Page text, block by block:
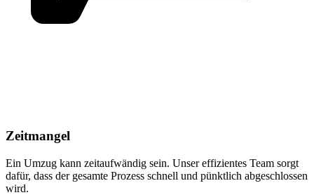
Zeitmangel
Ein Umzug kann zeitaufwändig sein. Unser effizientes Team sorgt
dafür, dass der gesamte Prozess schnell und pünktlich abgeschlossen
wird.